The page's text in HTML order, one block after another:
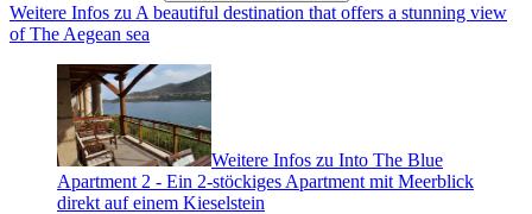
Weitere Infos zu A beautiful destination that offers a stunning view
of The Aegean sea
Weitere Infos zu Into The Blue
Apartment 2 - Ein 2-stöckiges Apartment mit Meerblick
direkt auf einem Kieselstein